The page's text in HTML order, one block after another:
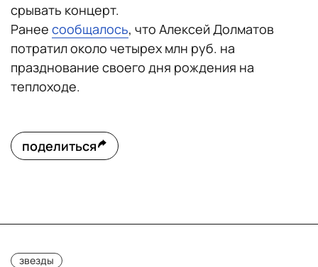
срывать концерт.
Ранее сообщалось, что Алексей Долматов
потратил около четырех млн руб. на
празднование своего дня рождения на
теплоходе.
поделиться
звезды